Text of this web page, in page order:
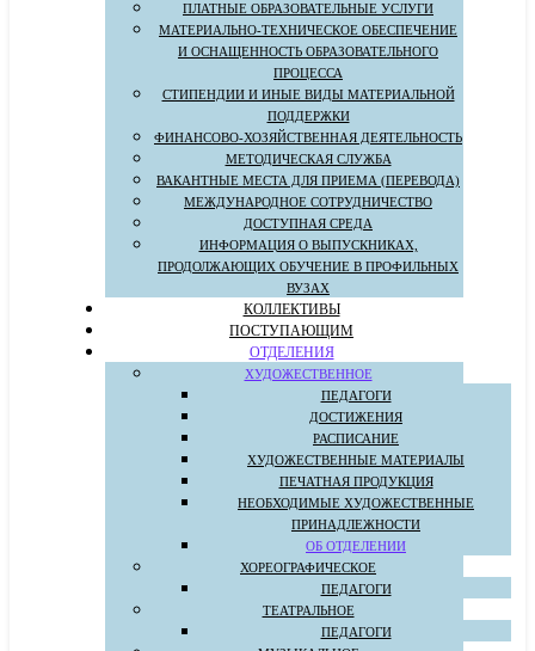
ПЛАТНЫЕ ОБРАЗОВАТЕЛЬНЫЕ УСЛУГИ
МАТЕРИАЛЬНО-ТЕХНИЧЕСКОЕ ОБЕСПЕЧЕНИЕ
И ОСНАЩЕННОСТЬ ОБРАЗОВАТЕЛЬНОГО
ПРОЦЕССА
СТИПЕНДИИ И ИНЫЕ ВИДЫ МАТЕРИАЛЬНОЙ
ПОДДЕРЖКИ
ФИНАНСОВО-ХОЗЯЙСТВЕННАЯ ДЕЯТЕЛЬНОСТЬ
МЕТОДИЧЕСКАЯ СЛУЖБА
ВАКАНТНЫЕ МЕСТА ДЛЯ ПРИЕМА (ПЕРЕВОДА)
МЕЖДУНАРОДНОЕ СОТРУДНИЧЕСТВО
ДОСТУПНАЯ СРЕДА
ИНФОРМАЦИЯ О ВЫПУСКНИКАХ,
ПРОДОЛЖАЮЩИХ ОБУЧЕНИЕ В ПРОФИЛЬНЫХ
ВУЗАХ
КОЛЛЕКТИВЫ
ПОСТУПАЮЩИМ
ОТДЕЛЕНИЯ
ХУДОЖЕСТВЕННОЕ
ПЕДАГОГИ
ДОСТИЖЕНИЯ
РАСПИСАНИЕ
ХУДОЖЕСТВЕННЫЕ МАТЕРИАЛЫ
ПЕЧАТНАЯ ПРОДУКЦИЯ
НЕОБХОДИМЫЕ ХУДОЖЕСТВЕННЫЕ
ПРИНАДЛЕЖНОСТИ
ОБ ОТДЕЛЕНИИ
ХОРЕОГРАФИЧЕСКОЕ
ПЕДАГОГИ
ТЕАТРАЛЬНОЕ
ПЕДАГОГИ